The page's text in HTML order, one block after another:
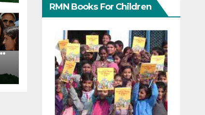
RMN Books For Children